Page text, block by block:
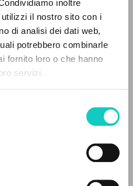
inoltre
il nostro sito con i
di analisi dei dati web,
potrebbero combinarle
fornito loro o che hanno
servizi.
TROVATI